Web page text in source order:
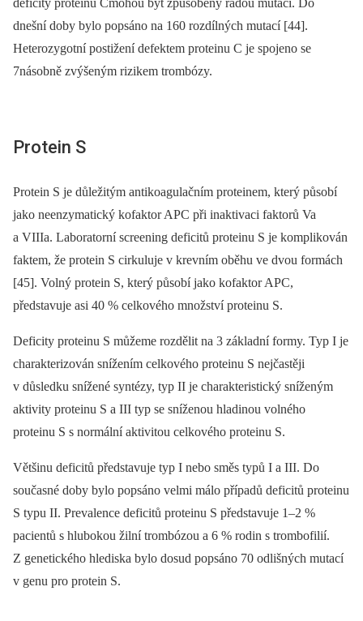
dnešní doby bylo popsáno na 160 rozdílných mutací [44].
Heterozygotní postižení defektem proteinu C je spojeno se
7násobně zvýšeným rizikem trombózy.
Protein S
Protein S je důležitým antikoagulačním proteinem, který působí
jako neenzymatický kofaktor APC při inaktivaci faktorů Va
a VIIIa. Laboratorní screening deficitů proteinu S je komplikován
faktem, že protein S cirkuluje v krevním oběhu ve dvou formách
[45]. Volný protein S, který působí jako kofaktor APC,
představuje asi 40 % celkového množství proteinu S.
Deficity proteinu S můžeme rozdělit na 3 základní formy. Typ I je
charakterizován snížením celkového proteinu S nejčastěji
v důsledku snížené syntézy, typ II je charakteristický sníženým
aktivity proteinu S a III typ se sníženou hladinou volného
proteinu S s normální aktivitou celkového proteinu S.
Většinu deficitů představuje typ I nebo směs typů I a III. Do
současné doby bylo popsáno velmi málo případů deficitů proteinu
S typu II. Prevalence deficitů proteinu S představuje 1–2 %
pacientů s hlubokou žilní trombózou a 6 % rodin s trombofilií.
Z genetického hlediska bylo dosud popsáno 70 odlišných mutací
v genu pro protein S.